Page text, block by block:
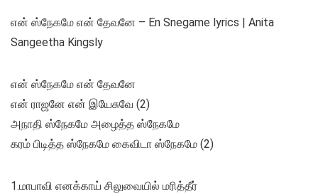
என் ஸ்நேகமே என் தேவனே – En Snegame lyrics | Anita
Sangeetha Kingsly
என் ஸ்நேகமே என் தேவனே
என் ராஜனே என் இயேசுவே (2)
அநாதி ஸ்நேகமே அழைத்த ஸ்நேகமே
கரம் பிடித்த ஸ்நேகமே கைவிடா ஸ்நேகமே (2)
1.மாபாவி எனக்காய் சிலுவையில் மரித்தீர்